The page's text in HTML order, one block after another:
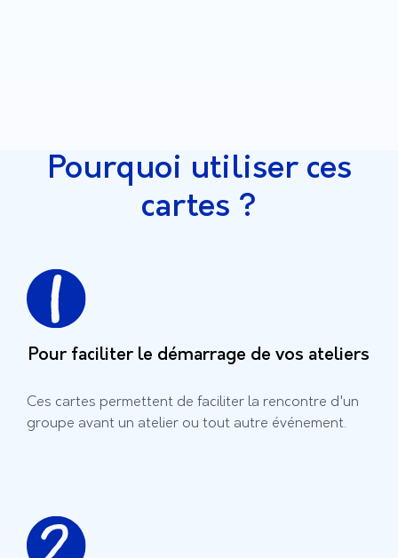
Pourquoi utiliser ces
cartes ?
Pour faciliter le démarrage de vos ateliers
Ces cartes permettent de faciliter la rencontre d'un
groupe avant un atelier ou tout autre événement.